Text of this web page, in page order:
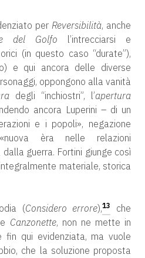
perReversibilità, anche
del Golfo l’intrecciarsi e
(in questo caso “durate”),
e qui ancora delle diverse
oppongono alla vanità
degli “inchiostri”, l’apertura
ancora Luperini – di un
e i popoli», negazione
èra nelle relazioni
guerra. Fortini giunge così
materiale, storica
(Considero errore),13
che
Canzonette, non ne mette in
fin qui evidenziata, ma vuole
che la soluzione proposta